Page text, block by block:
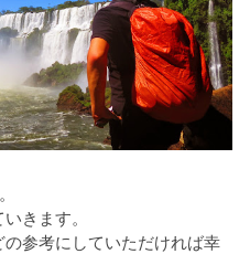
きます。
参考にしていただければ幸